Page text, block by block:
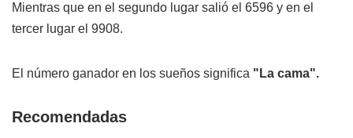
Mientras que en el segundo lugar salió el 6596 y en el
tercer lugar el 9908.
El número ganador en los sueños significa "La cama".
Recomendadas